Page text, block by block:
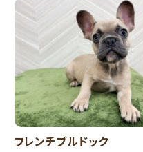
フレンチブルドック